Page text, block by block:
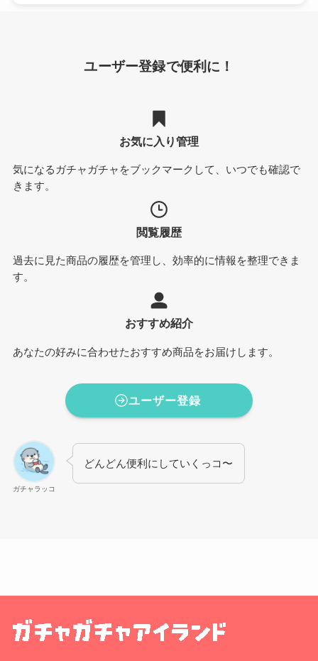
ユーザー登録で便利に！
お気に入り管理
気になるガチャガチャをブックマークして、いつでも確認で
きます。
閲覧履歴
過去に見た商品の履歴を管理し、効率的に情報を整理できま
す。
おすすめ紹介
あなたの好みに合わせたおすすめ商品をお届けします。
ユーザー登録
ガチャラッコ
どんどん便利にしていくっコ〜